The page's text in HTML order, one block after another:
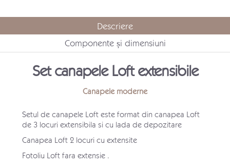
Descriere
Componente și dimensiuni
Set canapele Loft extensibile
Canapele moderne
Setul de canapele Loft este format din canapea Loft
de 3 locuri extensibila si cu lada de depozitare
Canapea Loft 2 locuri cu extensite
Fotoliu Loft fara extensie .